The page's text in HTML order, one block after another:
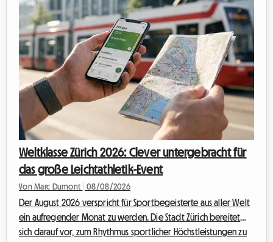
ausgebucht und die Preise schießen in die ...
Weltklasse Zürich 2026: Clever untergebracht für
das große Leichtathletik-Event
Von Marc Dumont 08/08/2026
Der August 2026 verspricht für Sportbegeisterte aus aller Welt
ein aufregender Monat zu werden. Die Stadt Zürich bereitet
sich darauf vor, zum Rhythmus sportlicher Höchstleistungen zu